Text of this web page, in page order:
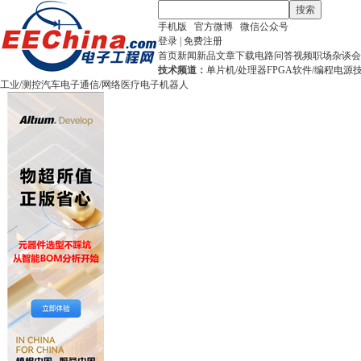
搜索
手机版
官方微博
微信公众号
登录 免费注册
首页新闻新品文章下载电路问答视频职场杂谈
技术频道： 单片机/处理器FPGA软件/编程电源
工业/测控汽车电子通信/网络医疗电子机器人